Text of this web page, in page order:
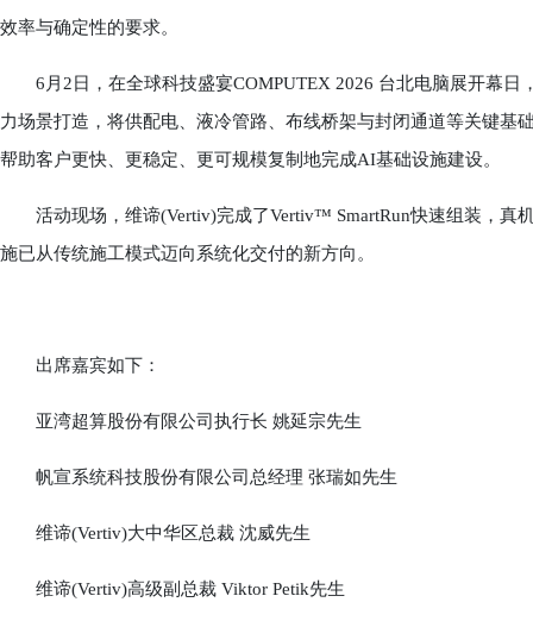
效率与确定性的要求。
6月2日，在全球科技盛宴COMPUTEX 2026 台北电脑展开幕日
力场景打造，将供配电、液冷管路、布线桥架与封闭通道等关键基
帮助客户更快、更稳定、更可规模复制地完成AI基础设施建设。
活动现场，维谛(Vertiv)完成了Vertiv™ SmartRun快速组装，真
施已从传统施工模式迈向系统化交付的新方向。
出席嘉宾如下：
亚湾超算股份有限公司执行长 姚延宗先生
帆宣系统科技股份有限公司总经理 张瑞如先生
维谛(Vertiv)大中华区总裁 沈威先生
维谛(Vertiv)高级副总裁 Viktor Petik先生